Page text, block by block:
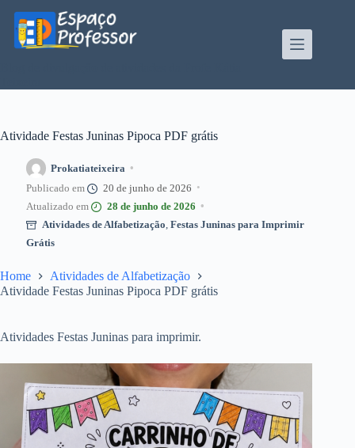
para
conteúdo
Atividade Festas Juninas Pipoca PDF grátis
Prokatiateixeira
20 de junho de 2026
28 de junho de 2026
Atividades de Alfabetização, Festas Juninas para Imprimir
Grátis
Home
Atividades de Alfabetização
Atividade Festas Juninas Pipoca PDF grátis
Atividades Festas Juninas para imprimir.